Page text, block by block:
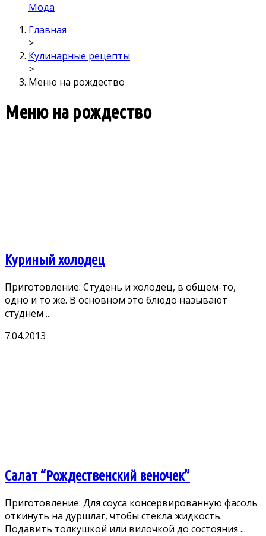
Мода
Главная
>
Кулинарные рецепты
>
Меню на рождество
Меню на рождество
Куриный холодец
Приготовление: Студень и холодец, в общем-то,
одно и то же. В основном это блюдо называют
студнем ...
7.04.2013
Салат “Рождественский веночек”
Приготовление: Для соуса консервированную фасоль
откинуть на дуршлаг, чтобы стекла жидкость.
Подавить толкушкой или вилочкой до состояния ...